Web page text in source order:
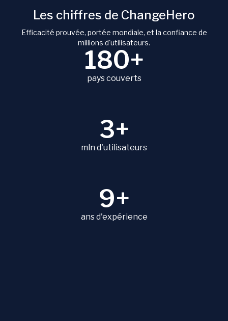
Les chiffres de ChangeHero
Efficacité prouvée, portée mondiale, et la confiance de
millions d'utilisateurs.
180+
pays couverts
3+
mln d'utilisateurs
9+
ans d'expérience